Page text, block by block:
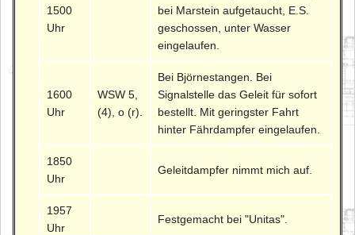
1500
Uhr
bei Marstein aufgetaucht, E.S.
geschossen, unter Wasser
eingelaufen.
1600
Uhr
WSW 5,
(4), o (r).
Bei Björnestangen. Bei
Signalstelle das Geleit für sofort
bestellt. Mit geringster Fahrt
hinter Fährdampfer eingelaufen.
1850
Uhr
Geleitdampfer nimmt mich auf.
1957
Uhr
Festgemacht bei "Unitas".